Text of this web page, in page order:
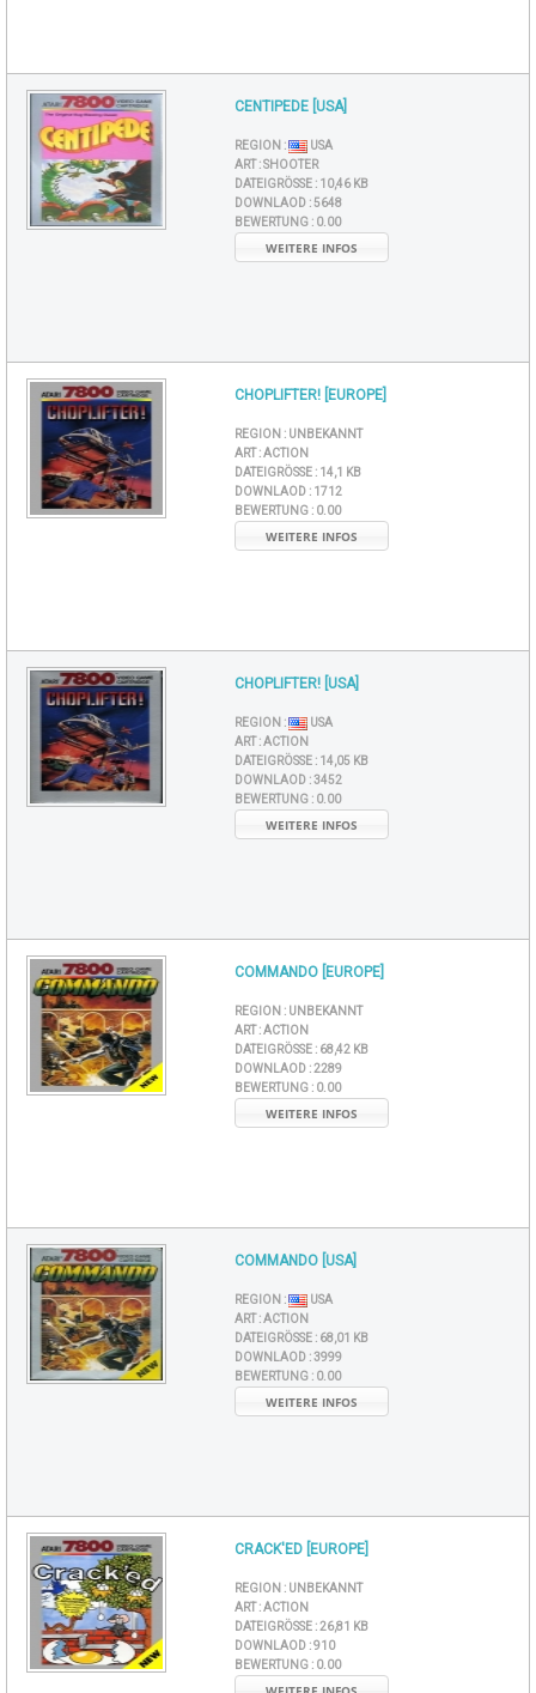
CENTIPEDE [USA]
REGION :
USA
ART :SHOOTER
DATEIGRÖSSE : 10,46 KB
DOWNLAOD :5648
BEWERTUNG : 0.00
WEITERE INFOS
CHOPLIFTER! [EUROPE]
REGION : UNBEKANNT
ART :ACTION
DATEIGRÖSSE : 14,1 KB
DOWNLAOD : 1712
BEWERTUNG : 0.00
WEITERE INFOS
CHOPLIFTER! [USA]
REGION :
USA
ART :ACTION
DATEIGRÖSSE : 14,05 KB
DOWNLAOD :3452
BEWERTUNG : 0.00
WEITERE INFOS
COMMANDO [EUROPE]
REGION : UNBEKANNT
ART :ACTION
DATEIGRÖSSE : 68,42 KB
DOWNLAOD :2289
BEWERTUNG : 0.00
WEITERE INFOS
COMMANDO [USA]
REGION :
USA
ART :ACTION
DATEIGRÖSSE : 68,01 KB
DOWNLAOD :3999
BEWERTUNG : 0.00
WEITERE INFOS
CRACK'ED [EUROPE]
REGION : UNBEKANNT
ART :ACTION
DATEIGRÖSSE : 26,81 KB
DOWNLAOD :910
BEWERTUNG : 0.00